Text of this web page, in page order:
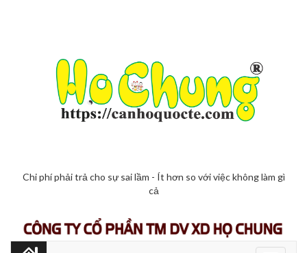
Chi phí phải trả cho sự sai lầm - Ít hơn so với việc không làm gì
cả